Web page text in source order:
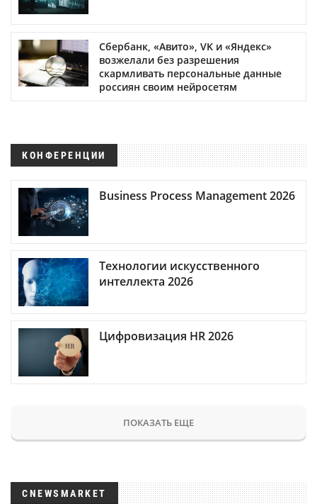
Сбербанк, «Авито», VK и «Яндекс»
возжелали без разрешения
скармливать персональные данные
россиян своим нейросетям
КОНФЕРЕНЦИИ
Business Process Management 2026
Технологии искусственного
интеллекта 2026
Цифровизация HR 2026
ПОКАЗАТЬ ЕЩЕ
CNEWSMARKET